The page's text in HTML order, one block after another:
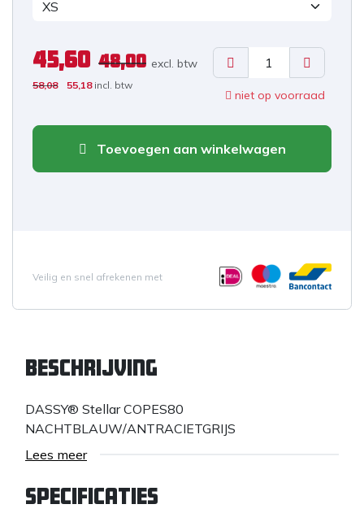
45,60 48,00 excl. btw
58,08 55,18 incl. btw
niet op voorraad
Toevoegen aan winkelwagen
Veilig en snel afrekenen met
Beschrijving
DASSY® Stellar COPES80
NACHTBLAUW/ANTRACIETGRIJS
Lees meer
Specificaties